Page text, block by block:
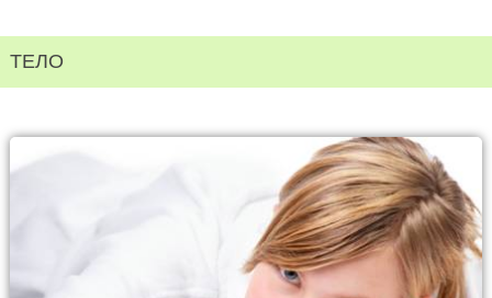
ТЕЛО